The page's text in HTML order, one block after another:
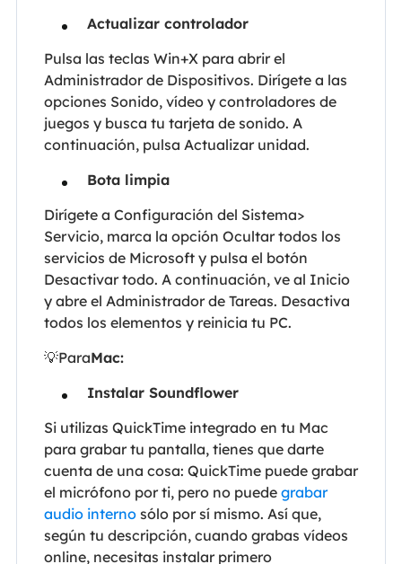
Actualizar controlador
Pulsa las teclas Win+X para abrir el
Administrador de Dispositivos. Dirígete a las
opciones Sonido, vídeo y controladores de
juegos y busca tu tarjeta de sonido. A
continuación, pulsa Actualizar unidad.
Bota limpia
Dirígete a Configuración del Sistema>
Servicio, marca la opción Ocultar todos los
servicios de Microsoft y pulsa el botón
Desactivar todo. A continuación, ve al Inicio
y abre el Administrador de Tareas. Desactiva
todos los elementos y reinicia tu PC.
💡ParaMac:
Instalar Soundflower
Si utilizas QuickTime integrado en tu Mac
para grabar tu pantalla, tienes que darte
cuenta de una cosa: QuickTime puede grabar
el micrófono por ti, pero no puede grabar
audio internosólo por sí mismo. Así que,
según tu descripción, cuando grabas vídeos
online, necesitas instalar primero